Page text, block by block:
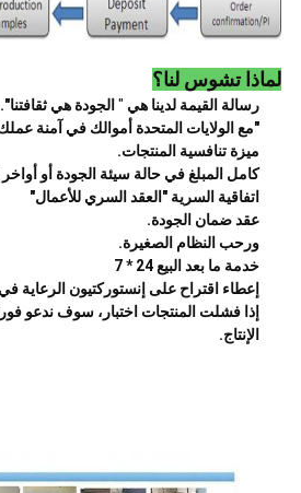
لماذا تشوس لنا؟
رسالة القيمة لدينا هي " الجودة هي ثقافتنا".
"مع الولايات المتحدة أموالك في آمنة
ميزة تنافسية المنتجات.
كامل المبلغ في حالة سيئة الجودة أو أواخر
اتفاقية السرية "العقد السري للأعمال"
عقد ضمان الجودة.
ورحب النظام الصغيرة.
خدمة ما بعد البيع 24 * 7
إعطاء اقتراح على إنستوركتيون الرعاية في
إذا فشلت المنتجات اختبار، سوف ندعو فورا
الإنتاج.